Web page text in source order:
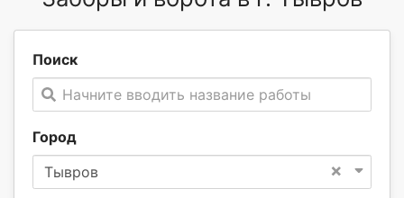
Поиск
Начните вводить название работы
Город
×
Тывров